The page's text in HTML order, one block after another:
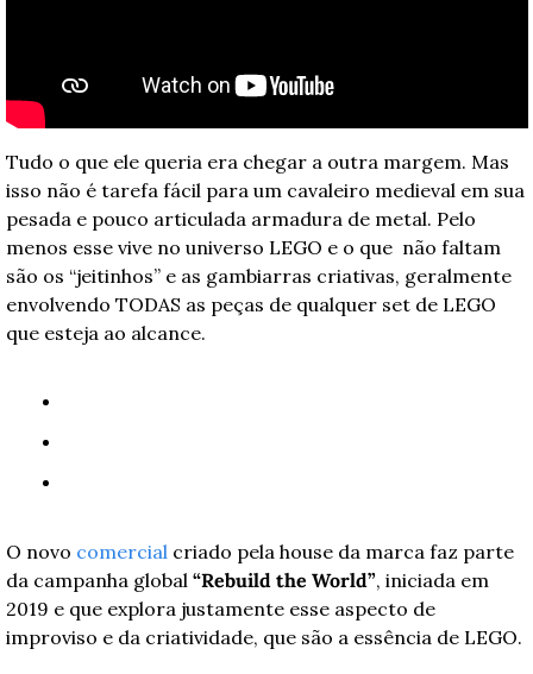
Tudo o que ele queria era chegar a outra margem. Mas
isso não é tarefa fácil para um cavaleiro medieval em sua
pesada e pouco articulada armadura de metal. Pelo
menos esse vive no universo LEGO e o que  não faltam
são os “jeitinhos” e as gambiarras criativas, geralmente
envolvendo TODAS as peças de qualquer set de LEGO
que esteja ao alcance.
O novo comercial criado pela house da marca faz parte
da campanha global “Rebuild the World”, iniciada em
2019 e que explora justamente esse aspecto de
improviso e da criatividade, que são a essência de LEGO.